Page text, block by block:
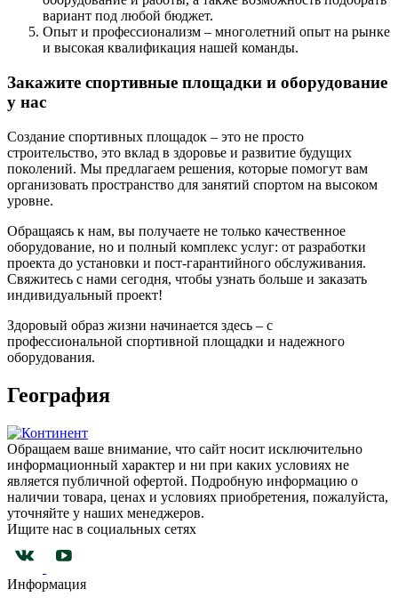
вариант под любой бюджет.
Опыт и профессионализм – многолетний опыт на рынке
и высокая квалификация нашей команды.
Закажите спортивные площадки и оборудование
у нас
Создание спортивных площадок – это не просто
строительство, это вклад в здоровье и развитие будущих
поколений. Мы предлагаем решения, которые помогут вам
организовать пространство для занятий спортом на высоком
уровне.
Обращаясь к нам, вы получаете не только качественное
оборудование, но и полный комплекс услуг: от разработки
проекта до установки и пост-гарантийного обслуживания.
Свяжитесь с нами сегодня, чтобы узнать больше и заказать
индивидуальный проект!
Здоровый образ жизни начинается здесь – с
профессиональной спортивной площадки и надежного
оборудования.
География
Обращаем ваше внимание, что сайт носит исключительно
информационный характер и ни при каких условиях не
является публичной офертой. Подробную информацию о
наличии товара, ценах и условиях приобретения, пожалуйста,
уточняйте у наших менеджеров.
Ищите нас в социальных сетях
Информация